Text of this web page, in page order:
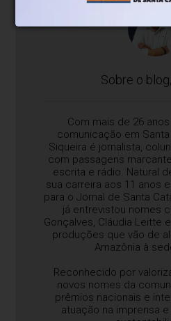
Sobre o
Com mais de 26
comunicação em Santa
Siqueira é jornalista,
com passagens
escrita e rádio. Natural
sua carreira aos 11 anos
para o Jornal de Santa
já entrevistou nomes
Gonçalves, Cláudia Leitte
produções que vão de
Amazônia à
Reconhecido por
novos nomes da
prêmios nacionais e
atuação na imprensa